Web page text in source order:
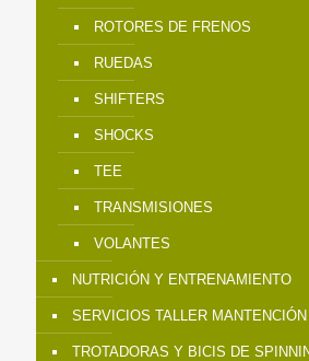
ROTORES DE FRENOS
RUEDAS
SHIFTERS
SHOCKS
TEE
TRANSMISIONES
VOLANTES
NUTRICIÓN Y ENTRENAMIENTO
SERVICIOS TALLER
TROTADORAS Y BICIS DE